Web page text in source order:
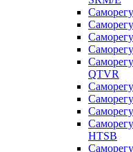
QTVR
HTSB